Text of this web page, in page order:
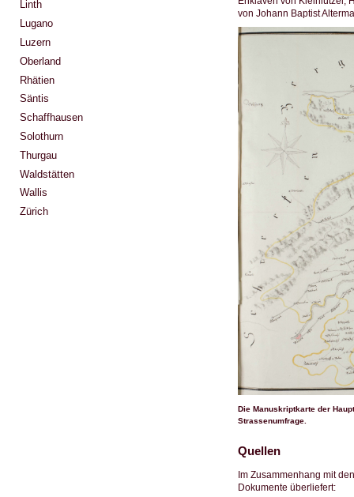
von Johann Baptist
Die Manuskriptkarte der
Strassenumfrage.
Quellen
Im Zusammenhang mit
Dokumente überliefert:
Linth
Lugano
Luzern
Oberland
Rhätien
Säntis
Schaffhausen
Solothurn
Thurgau
Waldstätten
Wallis
Zürich